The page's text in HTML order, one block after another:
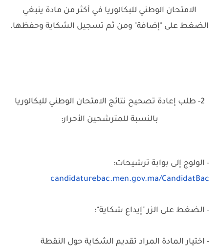
الامتحان الوطني للبكالوريا في أكثر من مادة ينبغي
الضغط على "إضافة" ومن ثم تسجيل الشكاية وحفظها.
2- طلب إعادة تصحيح نتائج الامتحان الوطني للبكالوريا
بالنسبة للمترشحين الأحرار:
- الولوج إلى بوابة ترشيحات:
candidaturebac.men.gov.ma/CandidatBac
- الضغط على الزر "إيداع شكاية"؛
- اختيار المادة المراد تقديم الشكاية حول النقطة